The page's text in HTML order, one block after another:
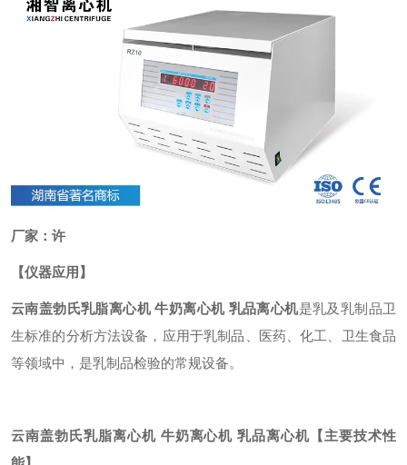
厂家：许
【仪器应用】
云南盖勃氏乳脂离心机牛奶离心机 乳品离心机是乳及乳制品卫
生标准的分析方法设备，应用于乳制品、医药、化工、卫生食品
等领域中，是乳制品检验的常规设备。
云南盖勃氏乳脂离心机牛奶离心机 乳品离心机 【主要技术性